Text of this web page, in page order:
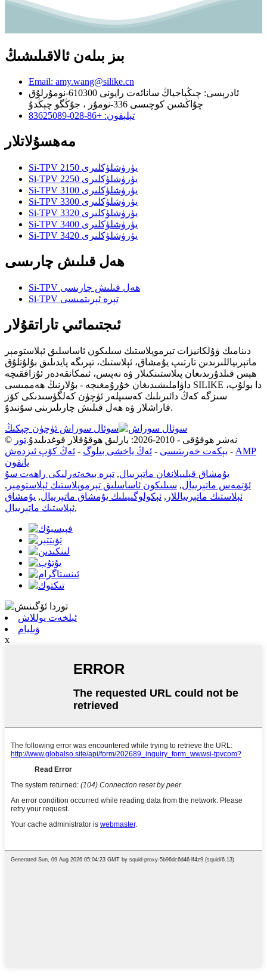
بىز بىلەن ئالاقىلىشىڭ
Email: amy.wang@silike.cn
ئادرېسى: چىڭباجياڭ سانائەت رايونى 610300-نومۇرلۇق
چۇاڭشىن كوچىسى 336-نومۇر ، جۇڭگو چېڭدۇ
تېلېفون: +86-028-83625089
مەھسۇلاتلار
Si-TPV 2150 يۈرۈشلۈكلىرى
Si-TPV 2250 يۈرۈشلۈكلىرى
Si-TPV 3100 يۈرۈشلۈكلىرى
Si-TPV 3300 يۈرۈشلۈكلىرى
Si-TPV 3320 يۈرۈشلۈكلىرى
Si-TPV 3400 يۈرۈشلۈكلىرى
Si-TPV 3420 يۈرۈشلۈكلىرى
ھەل قىلىش چارىسى
Si-TPV ھەل قىلىش چارىسى
Si-TPV تېرە ئېرىتمىسى
ئىجتىمائىي تاراتقۇلار
دىنامىك ۋۇلكانيزات تېرموپلاستىك سىلىكون ئاساسلىق ئېلاستومېر
ماتېرىياللىرىدىن تارتىپ يۇمشاق، ئېلاستىك، تېرىگە پايدىلىق بۇلۇتلۇق
ھېس قىلدۇرىدىغان پىلاستىنكىلار ۋە نەپىس، ئىمكانقەدەر ئۇزاققىچە
داۋاملىشىدىغان خۇرۇمغىچە - بۇلارنىڭ ھەممىسى SILIKE دا بولۇپ،
سىزگە كەڭ دائىرىلىك كەسىپلەر ئۈچۈن كەلگۈسىدىكى كۆز
قاراشلار ۋە ھەل قىلىش چارىلىرىنى سۇنىدۇ.
سوئال سوراش ئۈچۈن چېكىڭ
© نەشر ھوقۇقى - 2010-2026: بارلىق ھوقۇقلار قوغدىلىدۇ.
تور
بېكەت خەرىتىسى - ئەڭ ياخشى بىلوگ - ئەڭ كۆپ ئىزدەش - AMP
يانفون
يۇمشاق قېلىپلانغان ماتېرىيال, تېرە بىخەتەرلىكى راھەت سۇ
ئۆتمەس ماتېرىيال, سىلىكون ئاساسلىق تېرموپلاستىك ئېلاستومېر ,
ئېلاستىك ماتېرىياللار , ئېكولوگىيىلىك يۇمشاق ماتېرىيال, يۇمشاق
ئېلاستىك ماتېرىيال,
ئېلخەت يوللاش
ۋىليام
x